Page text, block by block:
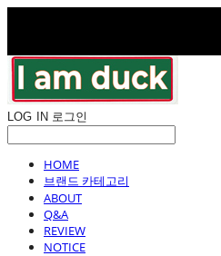
LOG IN 로그인
HOME
브랜드 카테고리
ABOUT
Q&A
REVIEW
NOTICE